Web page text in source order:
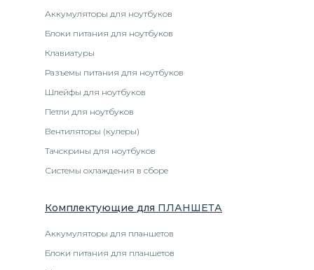
Аккумуляторы для ноутбуков
Блоки питания для ноутбуков
Клавиатуры
Разъемы питания для ноутбуков
Шлейфы для ноутбуков
Петли для ноутбуков
Вентиляторы (кулеры)
Тачскрины для ноутбуков
Системы охлаждения в сборе
Комплектующие для ПЛАНШЕТА
Аккумуляторы для планшетов
Блоки питания для планшетов